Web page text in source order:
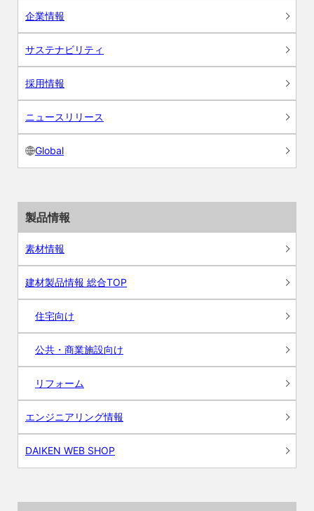
企業情報
サステナビリティ
採用情報
ニュースリリース
Global
製品情報
素材情報
建材製品情報 総合TOP
住宅向け
公共・商業施設向け
リフォーム
エンジニアリング情報
DAIKEN WEB SHOP